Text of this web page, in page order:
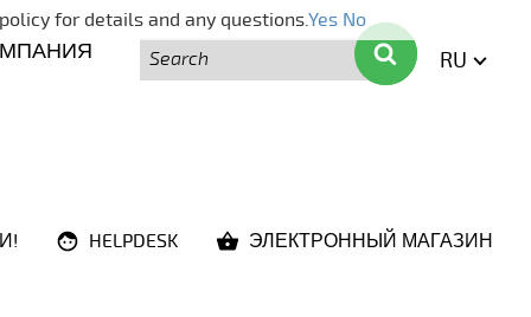
Поиск
Поиск
RU
HELPDESK ЭЛЕКТРОННЫЙ МАГАЗИН
for details and any questions.Yes No